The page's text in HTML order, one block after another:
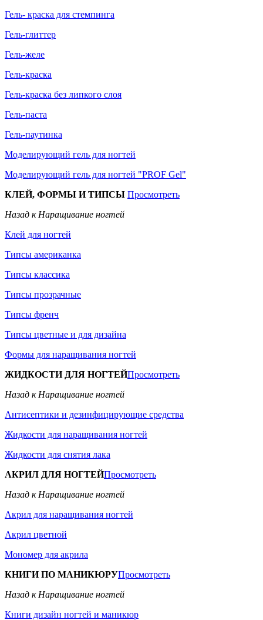
Гель- краска для стемпинга
Гель-глиттер
Гель-желе
Гель-краска
Гель-краска без липкого слоя
Гель-паста
Гель-паутинка
Моделирующий гель для ногтей
Моделирующий гель для ногтей "PROF Gel"
КЛЕЙ, ФОРМЫ И ТИПСЫ Просмотреть
Назад к Наращивание ногтей
Клей для ногтей
Типсы американка
Типсы классика
Типсы прозрачные
Типсы френч
Типсы цветные и для дизайна
Формы для наращивания ногтей
ЖИДКОСТИ ДЛЯ НОГТЕЙПросмотреть
Назад к Наращивание ногтей
Антисептики и дезинфицирующие средства
Жидкости для наращивания ногтей
Жидкости для снятия лака
АКРИЛ ДЛЯ НОГТЕЙПросмотреть
Назад к Наращивание ногтей
Акрил для наращивания ногтей
Акрил цветной
Мономер для акрила
КНИГИ ПО МАНИКЮРУПросмотреть
Назад к Наращивание ногтей
Книги дизайн ногтей и маникюр